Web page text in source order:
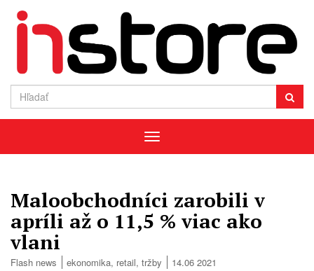
Menu
Maloobchodníci zarobili v
apríli až o 11,5 % viac ako
vlani
Flash news ekonomika, retail, tržby 14.06 2021